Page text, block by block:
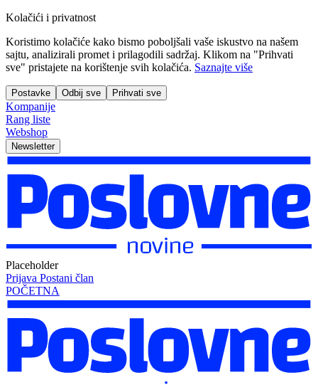
Kolačići i privatnost
Koristimo kolačiće kako bismo poboljšali vaše iskustvo na našem
sajtu, analizirali promet i prilagodili sadržaj. Klikom na "Prihvati
sve" pristajete na korištenje svih kolačića. Saznajte više
Postavke Odbij sve Prihvati sve
Kompanije
Rang liste
Webshop
Newsletter
Placeholder
Prijava Postani član
POČETNA